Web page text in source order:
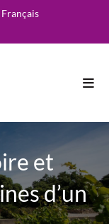
Français
et
d’un